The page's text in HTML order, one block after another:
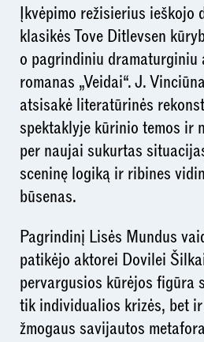
Įkvėpimo režisierius ieškojo
klasikės Tove Ditlevsen
o pagrindiniu
romanas „Veidai“. J.
atsisakė literatūrinės
spektaklyje kūrinio temos ir
per naujai sukurtas
sceninę logiką ir ribines
būsenas.
Pagrindinį Lisės Mundus
patikėjo aktorei Dovilei
pervargusios kūrėjos figūra
tik individualios krizės, bet
žmogaus savijautos